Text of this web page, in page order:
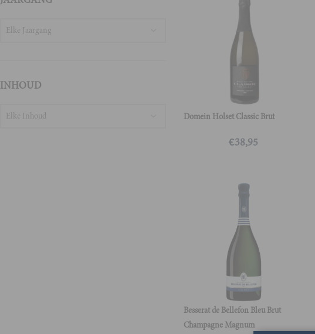
Elke Jaargang
INHOUD
Elke Inhoud Domein Holset Classic Brut
€38,95
Besserat de Bellefon Bleu Brut
Champagne Magnum